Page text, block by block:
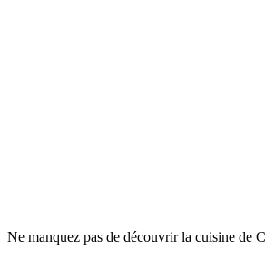
Ne manquez pas de découvrir la cuisine de